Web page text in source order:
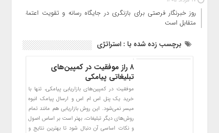
روز خبرنگار فرصتی برای بازنگری در جایگاه رسانه و تقویت اعتماد
متقابل است
برچسب زده شده با : استراتژی
۸ راز موفقیت در کمپین‌های
تبلیغاتی پیامکی
موفقیت در کمپین‌های بازاریابی پیامکی، تنها با
خرید یک پنل اس ام اس و ارسال پیامک انبوه
میسر نمی‌شود. این روش بازاریابی هم مانند تمام
روش‌های دیگر تبلیغات، بهتر است بر اساس اصول
و نکات اساسی آن دنبال شود تا بهترین نتایج و